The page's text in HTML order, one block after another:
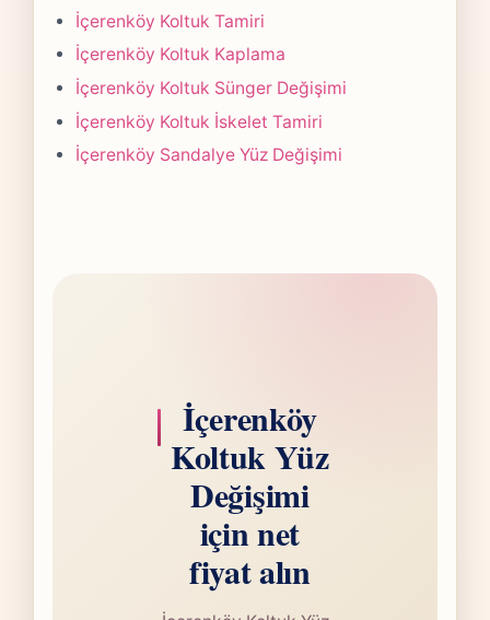
çalışır, olası değişikliği önceden bildiririz.
İçerenköy Koltuk Tamiri
İçerenköy Koltuk Kaplama
İçerenköy Koltuk Sünger Değişimi
İçerenköy Koltuk İskelet Tamiri
İçerenköy Sandalye Yüz Değişimi
İçerenköy
Koltuk Yüz
Değişimi
için net
fiyat alın